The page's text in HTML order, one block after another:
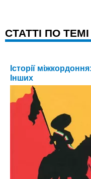
CТАТТІ ПО ТЕМІ
Історії
Інших